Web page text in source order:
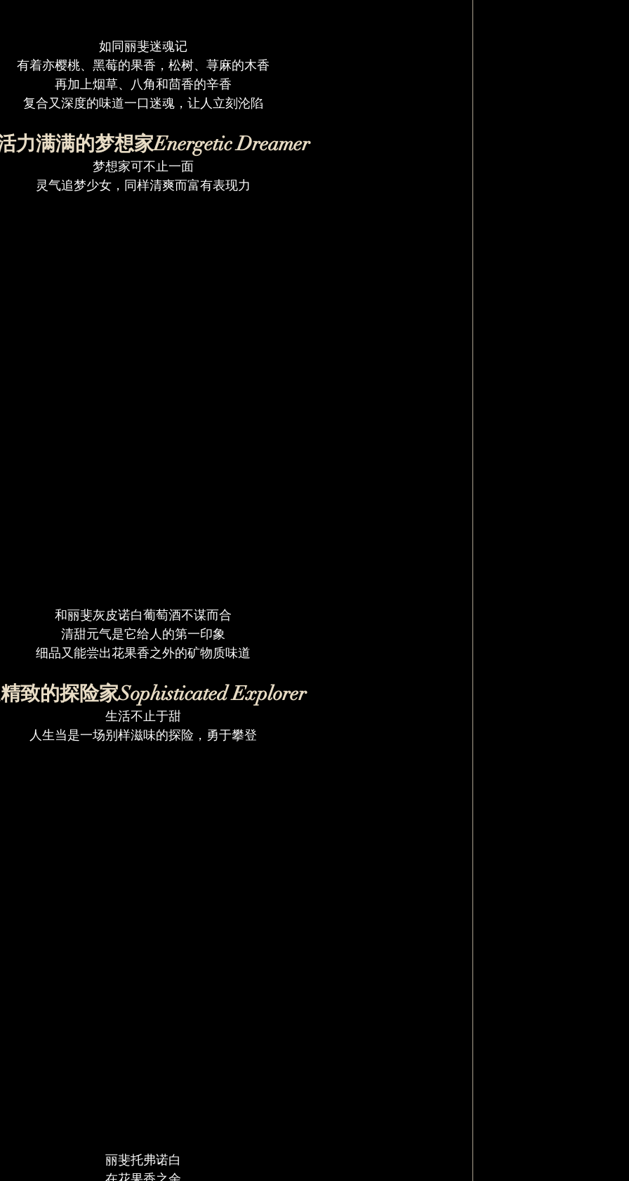
如同丽斐迷魂记
有着亦樱桃、黑莓的果香，松树、荨麻的木香
再加上烟草、八角和茴香的辛香
复合又深度的味道一口迷魂，让人立刻沦陷
力满满的梦想家Energetic Dreamer
梦想家可不止一面
灵气追梦少女，同样清爽而富有表现力
和丽斐灰皮诺白葡萄酒不谋而合
清甜元气是它给人的第一印象
细品又能尝出花果香之外的矿物质味道
致的探险家Sophisticated Explorer
生活不止于甜
人生当是一场别样滋味的探险，勇于攀登
丽斐托弗诺白